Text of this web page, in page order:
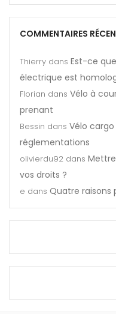
COMMENTAIRES
Thierry dans Est-ce
électrique est
Florian dans Vélo à
prenant
Bessin dans Vélo
réglementations
olivierdu92 dans Mettre
vos droits ?
e dans Quatre raisons